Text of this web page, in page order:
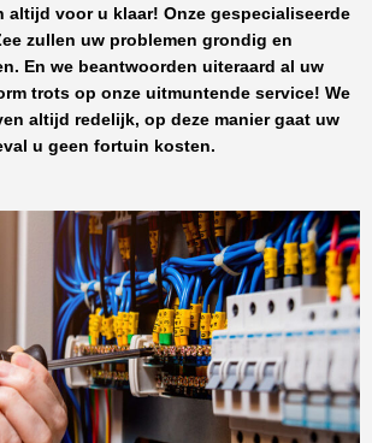
altijd voor u klaar! Onze gespecialiseerde
zullen uw problemen grondig en
En we beantwoorden uiteraard al uw
trots op onze uitmuntende service! We
altijd redelijk, op deze manier gaat uw
u geen fortuin kosten.